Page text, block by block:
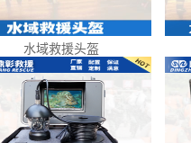
水域救援头盔